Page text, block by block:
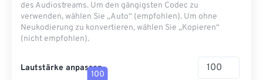
des Audiostreams. Um den gängigsten Codec zu
verwenden, wählen Sie „Auto“ (empfohlen). Um ohne
Neukodierung zu konvertieren, wählen Sie „Kopieren“
(nicht empfohlen).
Lautstärke anpassen
100